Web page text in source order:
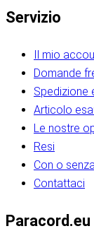
Servizio
Il mio
Domande
Spedizione
Articolo
Le nostre
Resi
Con o
Contattaci
Paracord.eu